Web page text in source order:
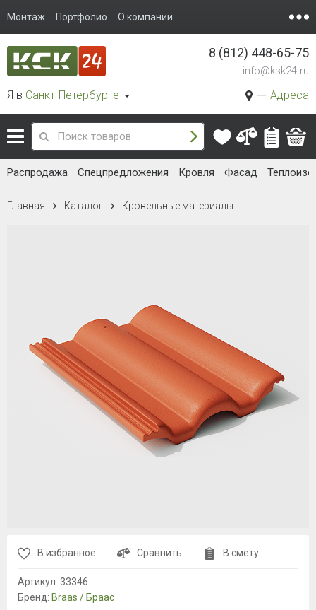
Монтаж Портфолио О компании
Я в Санкт-Петербурге Адреса
8 (812) 448-65-75
info@ksk24.ru
Распродажа Спецпредложения Кровля Фасад
Главная Каталог Кровельные материалы
В избранное Сравнить В смету
Артикул: 33346
Бренд: Braas / Браас